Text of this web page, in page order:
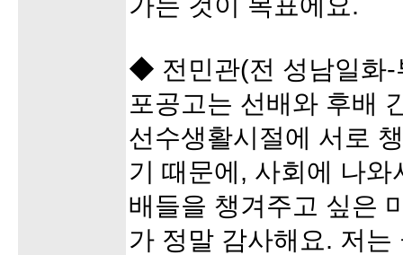
◆ 전민관(전 성남일화-
포공고는 선배와 후배
선수생활시절에 서로
기 때문에, 사회에 나
배들을 챙겨주고 싶은
가 정말 감사해요. 저